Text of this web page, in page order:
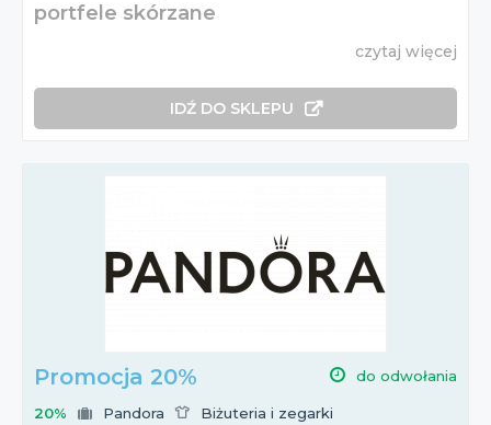
portfele skórzane
czytaj więcej
IDŹ DO SKLEPU
Promocja 20% do odwołania
20% Pandora Biżuteria i zegarki